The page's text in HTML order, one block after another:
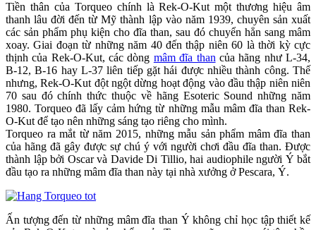
Tiền thân của Torqueo chính là Rek-O-Kut một thương hiệu âm
thanh lâu đời đến từ Mỹ thành lập vào năm 1939, chuyên sản xuất
các sản phẩm phụ kiện cho đĩa than, sau đó chuyển hẳn sang mâm
xoay. Giai đoạn từ những năm 40 đến thập niên 60 là thời kỳ cực
thịnh của Rek-O-Kut, các dòng mâm đĩa thancủa hãng như L-34,
B-12, B-16 hay L-37 liên tiếp gặt hái được nhiều thành công. Thế
nhưng, Rek-O-Kut đột ngột dừng hoạt động vào đầu thập niên niên
70 sau đó chính thức thuộc về hãng Esoteric Sound những năm
1980. Torqueo đã lấy cảm hứng từ những mẫu mâm đĩa than Rek-
O-Kut để tạo nên những sáng tạo riêng cho mình.
Torqueo ra mắt từ năm 2015, những mẫu sản phẩm mâm đĩa than
của hãng đã gây được sự chú ý với người chơi đầu đĩa than. Được
thành lập bởi Oscar và Davide Di Tillio, hai audiophile người Ý bắt
đầu tạo ra những mâm đĩa than này tại nhà xưởng ở Pescara, Ý.
Ấn tượng đến từ những mâm đĩa than Ý không chỉ học tập thiết kế